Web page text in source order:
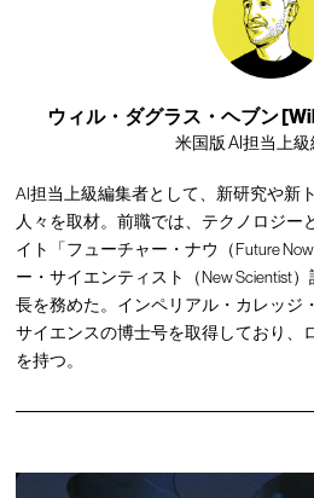
ウィル・ダグラス・ヘブン
米国版 AI担当上
AI担当上級編集者として、新研究や新
人々を取材。前職では、テクノロジー
イト「フューチャー・ナウ（Future
ー・サイエンティスト（New Scientist
長を務めた。インペリアル・カレッジ
サイエンスの博士号を取得しており、
を持つ。